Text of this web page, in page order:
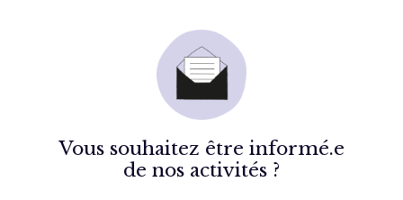
Vous souhaitez être informé.e
de nos activités ?